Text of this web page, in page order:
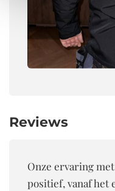
Reviews
Onze ervaring
positief, vanaf het